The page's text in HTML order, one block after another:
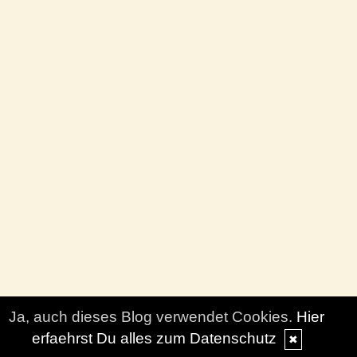
Ja, auch dieses Blog verwendet Cookies. Hier
erfaehrst Du alles zum Datenschutz
✖